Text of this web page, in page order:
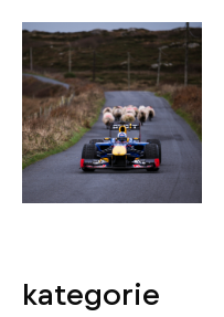
kategorie